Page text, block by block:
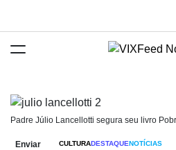
Padre Júlio Lancellotti segura seu livro
Enviar CULTURADESTAQUENOTÍCIAS